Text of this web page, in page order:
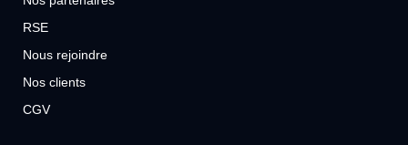
RSE
Nous rejoindre
Nos clients
CGV